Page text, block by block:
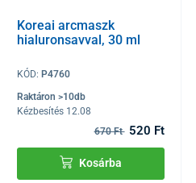
Koreai arcmaszk
hialuronsavval, 30 ml
KÓD: P4760
Raktáron >10db
Kézbesítés 12.08
670 Ft 520 Ft
Kosárba